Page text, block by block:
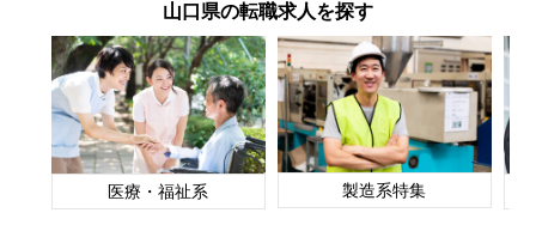
山口県の転職求人を探す
医療・福祉系 製造系特集